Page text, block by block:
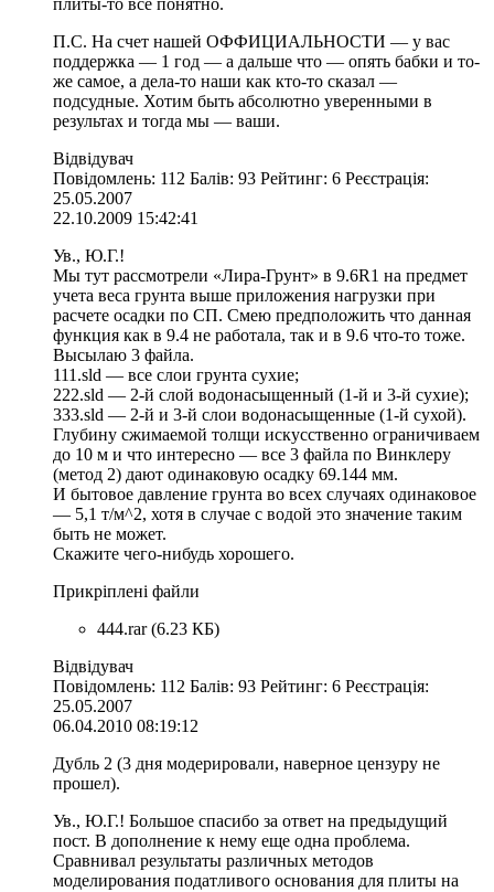
плиты-то все понятно.
П.С. На счет нашей ОФФИЦИАЛЬНОСТИ — у вас
поддержка — 1 год — а дальше что — опять бабки и то-
же самое, а дела-то наши как кто-то сказал —
подсудные. Хотим быть абсолютно уверенными в
результах и тогда мы — ваши.
Відвідувач
Повідомлень: 112 Балів: 93 Рейтинг: 6 Реєстрація:
25.05.2007
22.10.2009 15:42:41
Ув., Ю.Г.!
Мы тут рассмотрели «Лира-Грунт» в 9.6R1 на предмет
учета веса грунта выше приложения нагрузки при
расчете осадки по СП. Смею предположить что данная
функция как в 9.4 не работала, так и в 9.6 что-то тоже.
Высылаю 3 файла.
111.sld — все слои грунта сухие;
222.sld — 2-й слой водонасыщенный (1-й и 3-й сухие);
333.sld — 2-й и 3-й слои водонасыщенные (1-й сухой).
Глубину сжимаемой толщи искусственно ограничиваем
до 10 м и что интересно — все 3 файла по Винклеру
(метод 2) дают одинаковую осадку 69.144 мм.
И бытовое давление грунта во всех случаях одинаковое
— 5,1 т/м^2, хотя в случае с водой это значение таким
быть не может.
Скажите чего-нибудь хорошего.
Прикріплені файли
444.rar (6.23 КБ)
Відвідувач
Повідомлень: 112 Балів: 93 Рейтинг: 6 Реєстрація:
25.05.2007
06.04.2010 08:19:12
Дубль 2 (3 дня модерировали, наверное цензуру не
прошел).
Ув., Ю.Г.! Большое спасибо за ответ на предыдущий
пост. В дополнение к нему еще одна проблема.
Сравнивал результаты различных методов
моделирования податливого основания для плиты на